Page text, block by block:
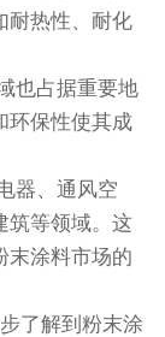
耐热性、耐化
也占据重要地
环保性使其成
器、通风空
筑等领域。这
末涂料市场的
了解到粉末涂